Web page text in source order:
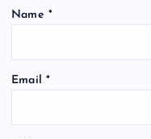
Name *
Email *